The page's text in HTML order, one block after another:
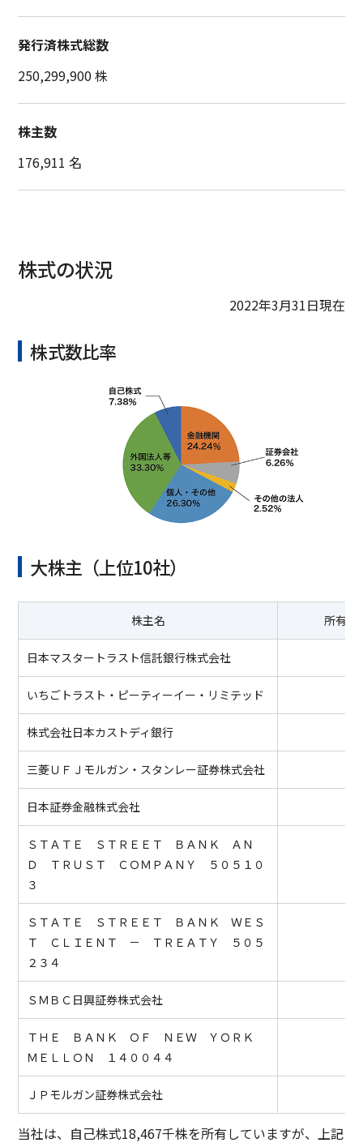
発行済株式総数
250,299,900 株
株主数
176,911 名
株式の状況
2022年3月31日現在
株式数比率
大株主（上位10社）
株主名 所有株
日本マスタートラスト信託銀行株式会社
いちごトラスト・ピーティーイー・リミテッド
株式会社日本カストディ銀行
三菱ＵＦＪモルガン・スタンレー証券株式会社
日本証券金融株式会社
ＳＴＡＴＥ ＳＴＲＥＥＴ ＢＡＮＫ ＡＮ
Ｄ ＴＲＵＳＴ ＣＯＭＰＡＮＹ ５０５１０
３
ＳＴＡＴＥ ＳＴＲＥＥＴ ＢＡＮＫ ＷＥＳ
Ｔ ＣＬＩＥＮＴ － ＴＲＥＡＴＹ ５０５
２３４
ＳＭＢＣ日興証券株式会社
ＴＨＥ ＢＡＮＫ ＯＦ ＮＥＷ ＹＯＲＫ
ＭＥＬＬＯＮ １４００４４
ＪＰモルガン証券株式会社
当社は、自己株式18,467千株を所有していますが、上記